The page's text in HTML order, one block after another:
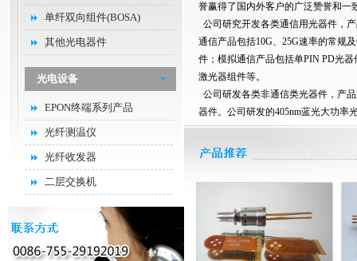
单纤双向组件(BOSA)
其他光电器件
光电设备
EPON终端系列产品
光纤测温仪
光纤收发器
二层交换机
誉赢得了国内外客户的广泛赞誉和一
公司研究开发各类通信用光器件，
通信产品包括10G、25G速率的常规
件；模拟通信产品包括单PIN PD光
激光器组件等。
公司研发各类非通信类光器件，产
器件。公司研发的405nm蓝光大功率
450nm蓝光大功率光器件初步应用在
灯，为汽车行业LED大灯向激光大灯
公司管理团对具有多年光电产品开
取、共赢”的经营管理理念，努力营
最优质的供货服务，努力把锐意扬